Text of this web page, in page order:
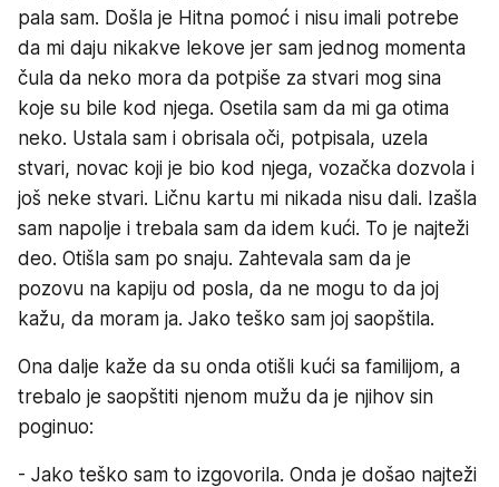
pala sam. Došla je Hitna pomoć i nisu imali potrebe
da mi daju nikakve lekove jer sam jednog momenta
čula da neko mora da potpiše za stvari mog sina
koje su bile kod njega. Osetila sam da mi ga otima
neko. Ustala sam i obrisala oči, potpisala, uzela
stvari, novac koji je bio kod njega, vozačka dozvola i
još neke stvari. Ličnu kartu mi nikada nisu dali. Izašla
sam napolje i trebala sam da idem kući. To je najteži
deo. Otišla sam po snaju. Zahtevala sam da je
pozovu na kapiju od posla, da ne mogu to da joj
kažu, da moram ja. Jako teško sam joj saopštila.
Ona dalje kaže da su onda otišli kući sa familijom, a
trebalo je saopštiti njenom mužu da je njihov sin
poginuo:
- Jako teško sam to izgovorila. Onda je došao najteži